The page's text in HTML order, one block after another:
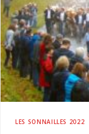
LES SONNAILLES 2022